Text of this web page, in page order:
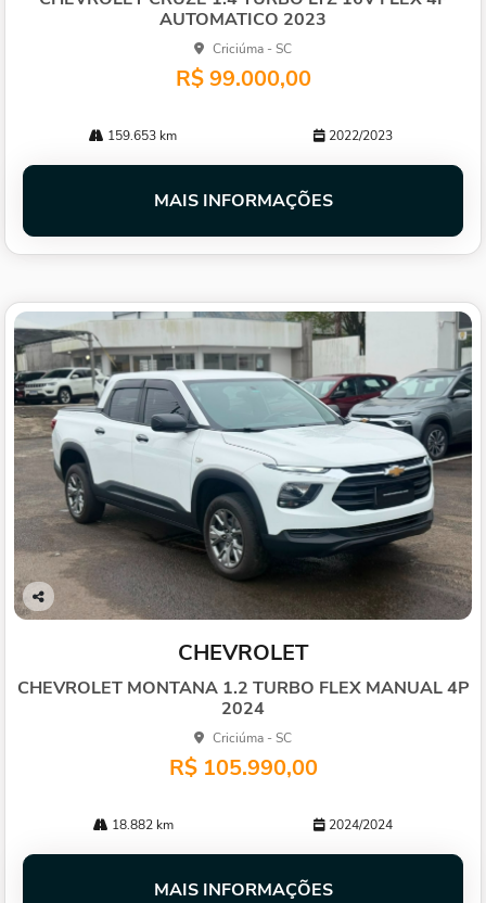
AUTOMATICO 2023
Criciúma - SC
R$ 99.000,00
159.653 km 2022/2023
MAIS INFORMAÇÕES
Co
CHEVROLET
CHEVROLET MONTANA 1.2 TURBO FLEX MANUAL 4P
2024
Criciúma - SC
R$ 105.990,00
18.882 km 2024/2024
MAIS INFORMAÇÕES